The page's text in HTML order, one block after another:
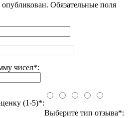
Обязательные поля
чисел*:
(1-5)*:
Выберите тип отзыва*: